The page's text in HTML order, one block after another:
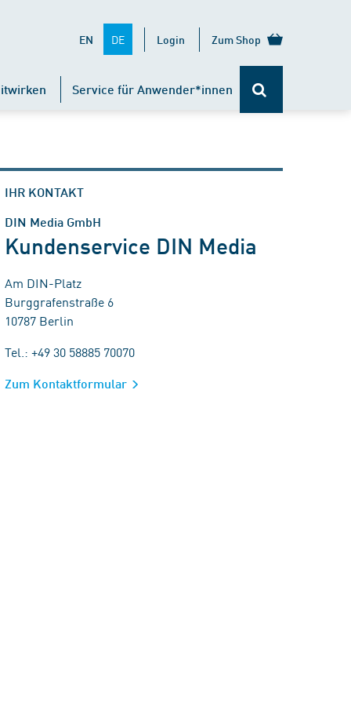
EN DE Login Zum Shop
Service für Anwender*innen
IHR KONTAKT
DIN Media GmbH
Kundenservice DIN Media
Am DIN-Platz
Burggrafenstraße 6
10787 Berlin
Tel.: +49 30 58885 70070
Zum Kontaktformular